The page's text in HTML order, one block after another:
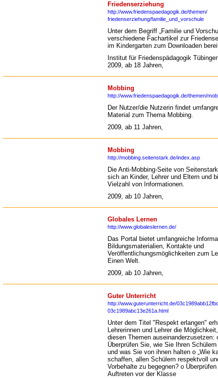
Friedenserziehung
http://www.friedenspaedagogik.de/themen/
friedenserziehung/familie_und_vorschule
Unter dem Begriff „Familie und
verschiedene Fachartikel zur
im Kindergarten zum Downloaden
Institut für Friedenspädagogik
2009, ab 18 Jahren,
Mobbing
http://www.friedenspaedagogik.de/themen/
Der Nutzer/die Nutzerin findet
Material zum Thema Mobbing.
2009, ab 11 Jahren,
Mobbing
http://mobbing.seitenstark.de/index.asp
Die Anti-Mobbing-Seite von
sich an Kinder, Lehrer und Eltern und
Vielzahl von Informationen.
2009, ab 10 Jahren,
Globales Lernen
http://www.globaleslernen.de/
Das Portal bietet umfangreiche
Bildungsmaterialien, Kontakte und
Veröffentlichungsmöglichkeiten zum
Einen Welt.
2009, ab 10 Jahren,
Guter Unterricht
http://www.guterunterricht.de/
03c1989abc13e261a.html
Unter dem Titel "Respekt erlangen"
Lehrerinnen und Lehrer die
diesen Themen auseinanderzusetzen:
Überprüfen Sie, wie Sie Ihren Schülern
und was Sie von ihnen halten o „Wie
schaffen, allen Schülern respektvoll
Vorbehalte zu begegnen? o
Auftreten vor der Klasse